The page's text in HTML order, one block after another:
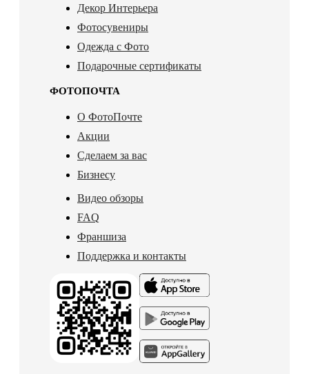
Декор Интерьера
Фотосувениры
Одежда с Фото
Подарочные сертификаты
ФОТОПОЧТА
О ФотоПочте
Акции
Сделаем за вас
Бизнесу
Видео обзоры
FAQ
Франшиза
Поддержка и контакты